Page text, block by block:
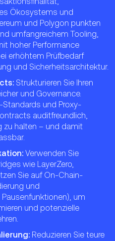
Ökosystems und
und Polygon punkten
umfangreichem Tooling,
hoher Performance
erhöhtem Prüfbedarf
und Sicherheitsarchitektur.
Strukturieren Sie Ihren
und Governance.
Standards und Proxy-
auditfreundlich,
zu halten – und damit
Verwenden Sie
wie LayerZero,
Sie auf On-Chain-
und
um
und potenzielle
Reduzieren Sie teure